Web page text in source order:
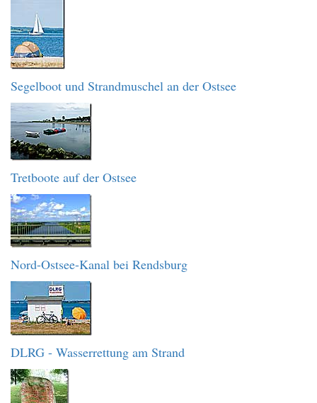
Segelboot und Strandmuschel an der Ostsee
Tretboote auf der Ostsee
Nord-Ostsee-Kanal bei Rendsburg
DLRG - Wasserrettung am Strand